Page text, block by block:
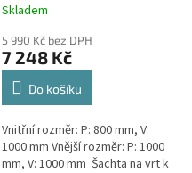
Skladem
5 990 Kč bez DPH
7 248 Kč
Do košíku
Vnitřní rozměr: P: 800 mm, V:
1000 mm Vnější rozměr: P: 1000
mm, V: 1000 mm Šachta na vrt k